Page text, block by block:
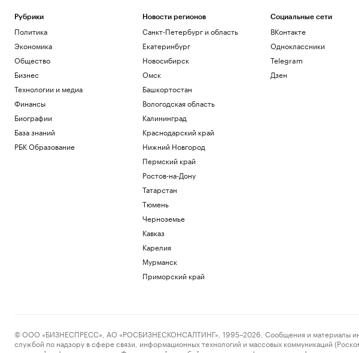
Рубрики
Политика
Экономика
Общество
Бизнес
Технологии и медиа
Финансы
Биографии
База знаний
РБК Образование
Новости регионов
Санкт-Петербург и область
Екатеринбург
Новосибирск
Омск
Башкортостан
Вологодская область
Калининград
Краснодарский край
Нижний Новгород
Пермский край
Ростов-на-Дону
Татарстан
Тюмень
Черноземье
Кавказ
Карелия
Мурманск
Приморский край
Социальные сети
ВКонтакте
Одноклассники
Telegram
Дзен
© ООО «БИЗНЕСПРЕСС», АО «РОСБИЗНЕСКОНСАЛТИНГ», 1995–2026. Сообщения и материалы
службой по надзору в сфере связи, информационных технологий и массовых коммуникаций